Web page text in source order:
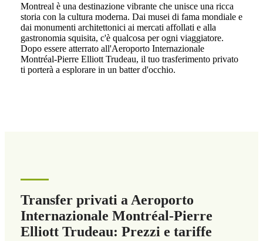
Montreal è una destinazione vibrante che unisce una ricca
storia con la cultura moderna. Dai musei di fama mondiale e
dai monumenti architettonici ai mercati affollati e alla
gastronomia squisita, c'è qualcosa per ogni viaggiatore.
Dopo essere atterrato all'Aeroporto Internazionale
Montréal-Pierre Elliott Trudeau, il tuo trasferimento privato
ti porterà a esplorare in un batter d'occhio.
Transfer privati a Aeroporto
Internazionale Montréal-Pierre
Elliott Trudeau: Prezzi e tariffe